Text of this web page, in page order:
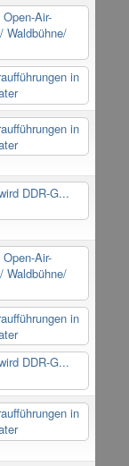
Air-
Waldbühne/
in
in
DDR-G...
Air-
Waldbühne/
in
DDR-G...
in